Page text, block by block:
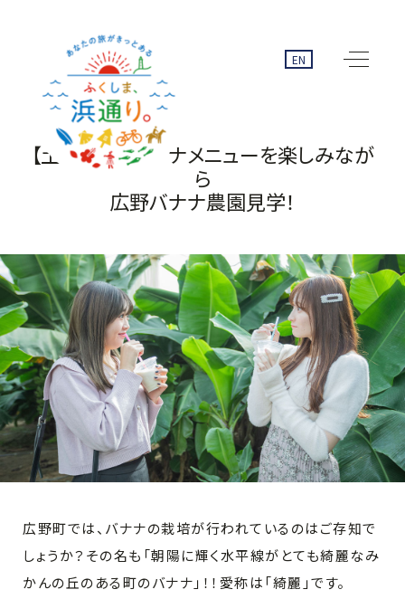
EN
【土日限定】バナナメニューを楽しみなが
ら
広野バナナ農園見学！
広野町では、バナナの栽培が行われているのはご存知で
しょうか？その名も「朝陽に輝く水平線がとても綺麗なみ
かんの丘のある町のバナナ」！！愛称は「綺麗」です。